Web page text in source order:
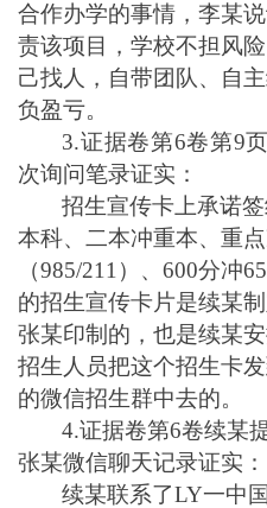
合作办学的事情，李某
责该项目，学校不担风
己找人，自带团队、自
负盈亏。
3.证据卷第6卷第9
次询问笔录证实：
招生宣传卡上承诺
本科、二本冲重本、重
（985/211）、600分冲
的招生宣传卡片是续某
张某印制的，也是续某
招生人员把这个招生卡
的微信招生群中去的。
4.证据卷第6卷续某
张某微信聊天记录证实：
续某联系了LY一中